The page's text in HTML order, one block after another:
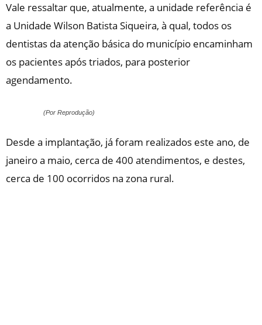
Vale ressaltar que, atualmente, a unidade referência é
a Unidade Wilson Batista Siqueira, à qual, todos os
dentistas da atenção básica do município encaminham
os pacientes após triados, para posterior
agendamento.
(Por Reprodução)
Desde a implantação, já foram realizados este ano, de
janeiro a maio, cerca de 400 atendimentos, e destes,
cerca de 100 ocorridos na zona rural.